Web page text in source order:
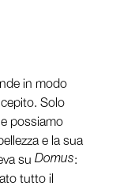
in modo
Solo
possiamo
e la sua
su Domus:
tutto il